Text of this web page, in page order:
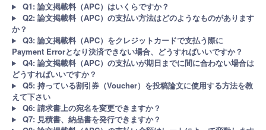
Q1: 論文掲載料（APC）はいくらですか？
Q2: 論文掲載料（APC）の支払い方法はどのようなものがあります
か？
Q3: 論文掲載料（APC）をクレジットカードで支払う際に
Payment Errorとなり決済できない場合、どうすればいいですか？
Q4: 論文掲載料（APC）の支払いが期日までに間に合わない場合は
どうすればいいですか？
Q5: 持っている割引券（Voucher）を投稿論文に使用する方法を教
えて下さい
Q6: 請求書上の宛名を変更できますか？
Q7: 見積書、納品書を発行できますか？